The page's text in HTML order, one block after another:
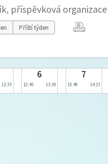
příspěvková organizace
Příští týden
12:35
6
12:45 13:30
7
13:40 14:25